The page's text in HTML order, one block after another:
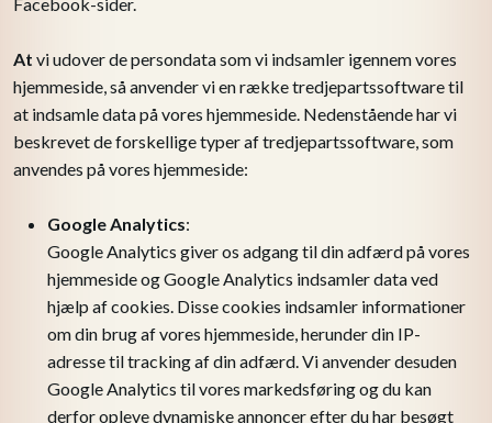
At vi udover de persondata som vi indsamler igennem vores
hjemmeside, så anvender vi en række tredjepartssoftware til
at indsamle data på vores hjemmeside. Nedenstående har vi
beskrevet de forskellige typer af tredjepartssoftware, som
anvendes på vores hjemmeside:
Google Analytics:
​Google Analytics giver os adgang til din adfærd på vores
hjemmeside og Google Analytics indsamler data ved
hjælp af cookies. Disse cookies indsamler informationer
om din brug af vores hjemmeside, herunder din IP-
adresse til tracking af din adfærd. Vi anvender desuden
Google Analytics til vores markedsføring og du kan
derfor opleve dynamiske annoncer efter du har besøgt